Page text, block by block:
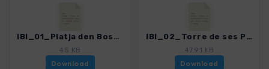
IBI_01_Platja den Bossa - Plajta des Cavallet_4260_2.gpx
45 KB
Download
IBI_02_Torre de ses Portes_4260_2.gpx
47.91 KB
Download